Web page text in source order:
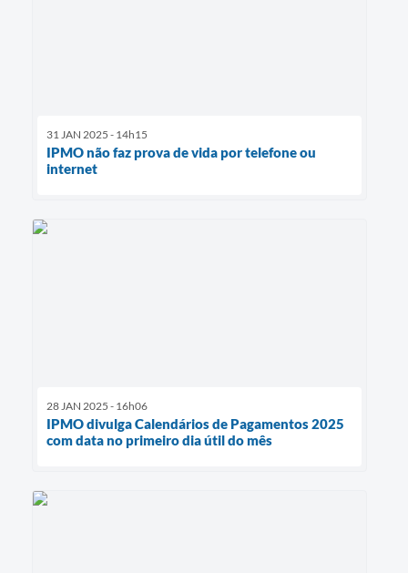
31 JAN 2025 - 14h15
IPMO não faz prova de vida por telefone ou
internet
28 JAN 2025 - 16h06
IPMO divulga Calendários de Pagamentos 2025
com data no primeiro dia útil do mês